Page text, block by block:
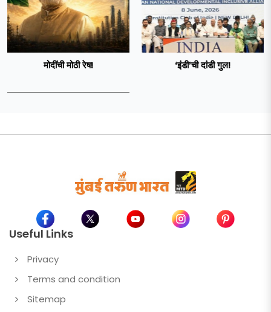
मोदींची मोठी रेष! ‘इंडी‌’ची दांडी गुल!
Useful Links
Privacy
Terms and condition
Sitemap